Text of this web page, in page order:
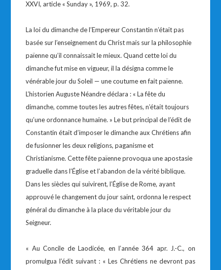
XXVI, article « Sunday », 1969, p. 32.
La loi du dimanche de l’Empereur Constantin n’était pas
basée sur l’enseignement du Christ mais sur la philosophie
païenne qu’il connaissait le mieux. Quand cette loi du
dimanche fut mise en vigueur, il la désigna comme le
vénérable jour du Soleil — une coutume en fait païenne.
L’historien Auguste Néandre déclara : « La fête du
dimanche, comme toutes les autres fêtes, n’était toujours
qu’une ordonnance humaine. » Le but principal de l’édit de
Constantin était d’imposer le dimanche aux Chrétiens afin
de fusionner les deux religions, paganisme et
Christianisme. Cette fête païenne provoqua une apostasie
graduelle dans l’Église et l’abandon de la vérité biblique.
Dans les siècles qui suivirent, l’Église de Rome, ayant
approuvé le changement du jour saint, ordonna le respect
général du dimanche à la place du véritable jour du
Seigneur.
« Au Concile de Laodicée, en l’année 364 apr. J.-C., on
promulgua l’édit suivant : « Les Chrétiens ne devront pas